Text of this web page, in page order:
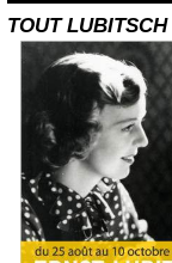
TOUT LUBITSCH